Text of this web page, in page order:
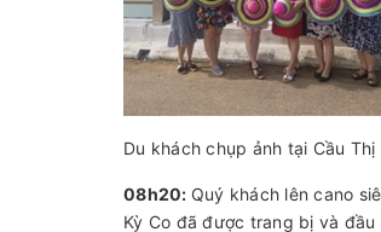
Du khách chụp ảnh tại Cầu Thị
08h20: Quý khách lên cano
Kỳ Co đã được trang bị và